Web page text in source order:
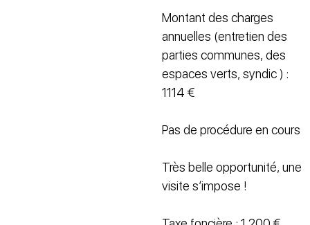
Montant des charges
annuelles (entretien des
parties communes, des
espaces verts, syndic ) :
1114 €
Pas de procédure en cours
Très belle opportunité, une
visite s’impose !